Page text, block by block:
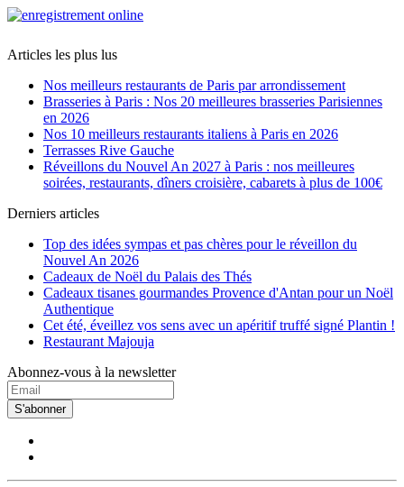
Articles les plus lus
Nos meilleurs restaurants de Paris par arrondissement
Brasseries à Paris : Nos 20 meilleures brasseries Parisiennes
en 2026
Nos 10 meilleurs restaurants italiens à Paris en 2026
Terrasses Rive Gauche
Réveillons du Nouvel An 2027 à Paris : nos meilleures
soirées, restaurants, dîners croisière, cabarets à plus de 100€
Derniers articles
Top des idées sympas et pas chères pour le réveillon du
Nouvel An 2026
Cadeaux de Noël du Palais des Thés
Cadeaux tisanes gourmandes Provence d'Antan pour un Noël
Authentique
Cet été, éveillez vos sens avec un apéritif truffé signé Plantin !
Restaurant Majouja
Abonnez-vous à la newsletter
S'abonner